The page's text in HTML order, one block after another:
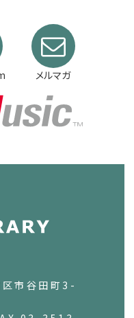
メルマガ
市谷田町3-